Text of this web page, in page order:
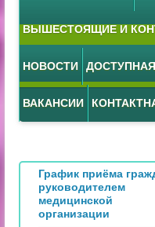
ВЫШЕСТОЯЩИЕ И
НОВОСТИ
ВАКАНСИИ
График приёма
руководителем
медицинской
организации